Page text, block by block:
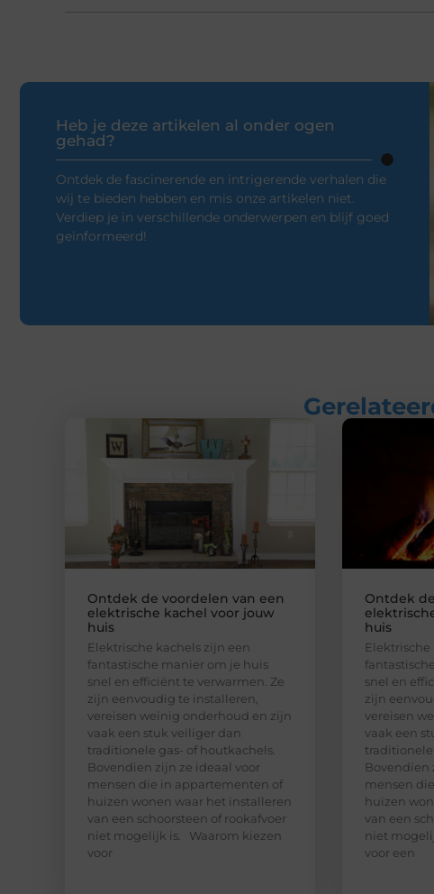
Heb je deze artikelen al onder ogen
gehad?
Ontdek de fascinerende en intrigerende verhalen die
wij te bieden hebben en mis onze artikelen niet.
Verdiep je in verschillende onderwerpen en blijf goed
geïnformeerd!
Ontdek de voordelen van een
elektrische kachel voor jouw
huis
Elektrische kachels zijn een
fantastische manier om je huis
snel en efficiënt te verwarmen. Ze
zijn eenvoudig te installeren,
vereisen weinig onderhoud en zijn
vaak een stuk veiliger dan
traditionele gas- of houtkachels.
Bovendien zijn ze ideaal voor
mensen die in appartementen of
huizen wonen waar het installeren
van een schoorsteen of rookafvoer
niet mogelijk is. Waarom kiezen
voor
Ontdek
huis
Elektrische
snel en
zijn
vereisen
vaak een
traditionele
Bovendien
mensen
huizen
van een
niet
voor een